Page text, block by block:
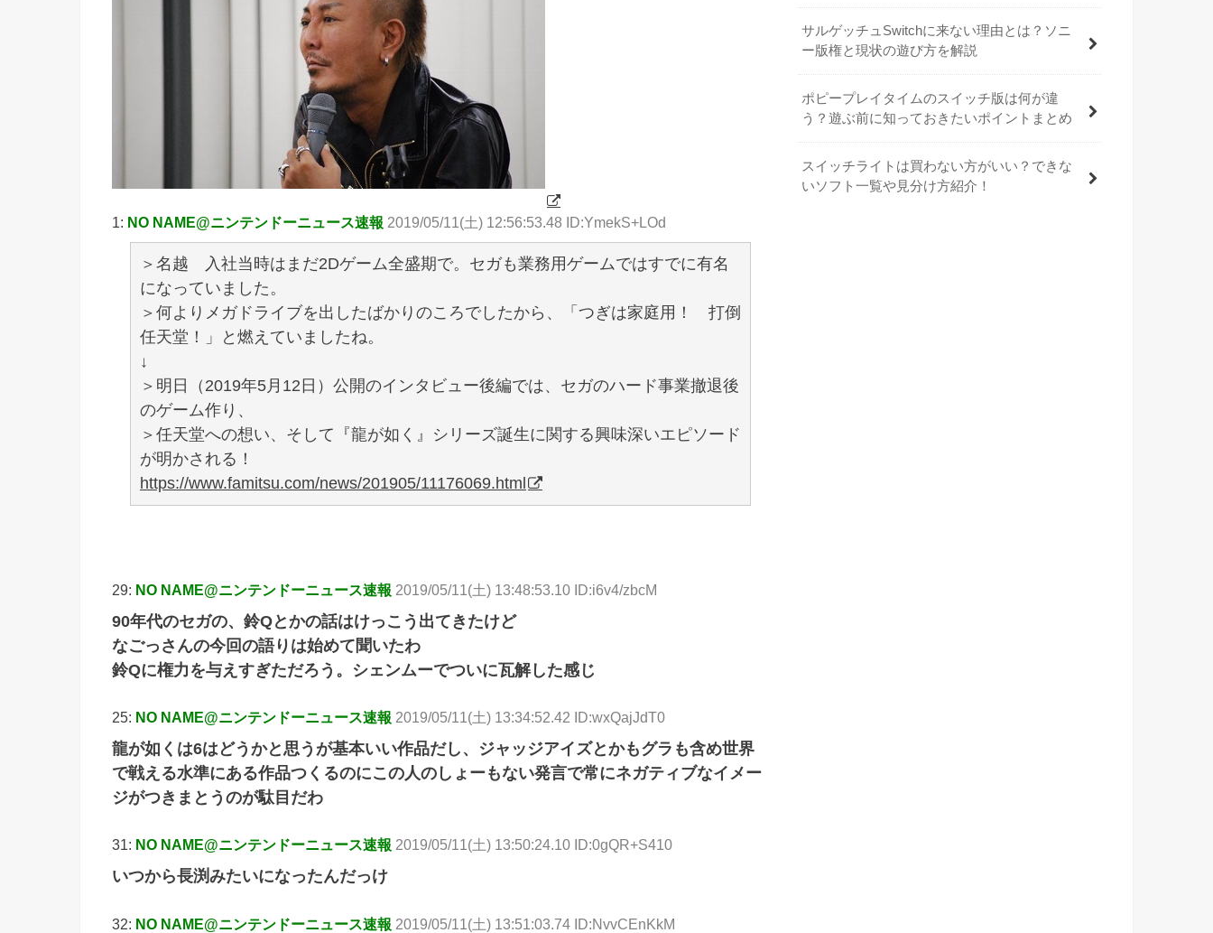
1: NO NAME@ニンテンドーニュース速報 2019/05/11(土) 12:56:53.48 ID:YmekS+LOd
＞名越 入社当時はまだ2Dゲーム全盛期で。セガも業務用ゲームではすでに有名
になっていました。
＞何よりメガドライブを出したばかりのころでしたから、「つぎは家庭用！ 打倒
任天堂！」と燃えていましたね。
↓
＞明日（2019年5月12日）公開のインタビュー後編では、セガのハード事業撤退後
のゲーム作り、
＞任天堂への想い、そして『龍が如く』シリーズ誕生に関する興味深いエピソード
が明かされる！
https://www.famitsu.com/news/201905/11176069.html
29: NO NAME@ニンテンドーニュース速報 2019/05/11(土) 13:48:53.10 ID:i6v4/zbcM
90年代のセガの、鈴Qとかの話はけっこう出てきたけど
なごっさんの今回の語りは始めて聞いたわ
鈴Qに権力を与えすぎただろう。シェンムーでついに瓦解した感じ
25: NO NAME@ニンテンドーニュース速報 2019/05/11(土) 13:34:52.42 ID:wxQajJdT0
龍が如くは6はどうかと思うが基本いい作品だし、ジャッジアイズとかもグラも含め世界
で戦える水準にある作品つくるのにこの人のしょーもない発言で常にネガティブなイメー
ジがつきまとうのが駄目だわ
31: NO NAME@ニンテンドーニュース速報 2019/05/11(土) 13:50:24.10 ID:0gQR+S410
いつから長渕みたいになったんだっけ
32: NO NAME@ニンテンドーニュース速報 2019/05/11(土) 13:51:03.74 ID:NvvCEnKkM
サルゲッチュSwitchに来ない理由とは？ソニ
ー版権と現状の遊び方を解説
ポピープレイタイムのスイッチ版は何が違
う？遊ぶ前に知っておきたいポイントまとめ
スイッチライトは買わない方がいい？できな
いソフト一覧や見分け方紹介！